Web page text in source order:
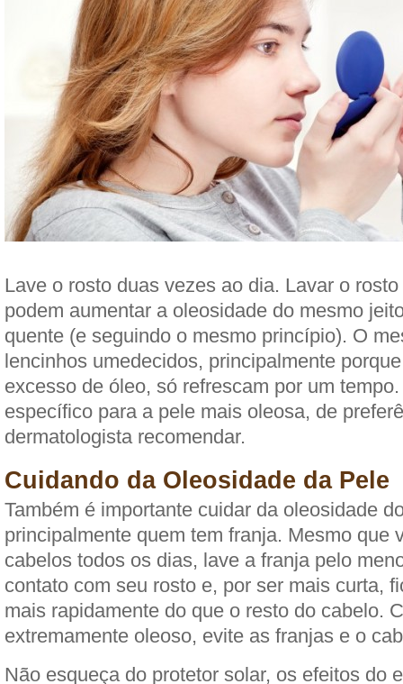
Lave o rosto duas vezes ao dia. Lavar o
podem aumentar a oleosidade do mesmo
quente (e seguindo o mesmo princípio). O
lencinhos umedecidos, principalmente
excesso de óleo, só refrescam por um
específico para a pele mais oleosa, de
dermatologista recomendar.
Cuidando da Oleosidade da Pele
Também é importante cuidar da oleosidade
principalmente quem tem franja. Mesmo que
cabelos todos os dias, lave a franja pelo
contato com seu rosto e, por ser mais curta,
mais rapidamente do que o resto do cabelo.
extremamente oleoso, evite as franjas e o
Não esqueça do protetor solar, os efeitos do